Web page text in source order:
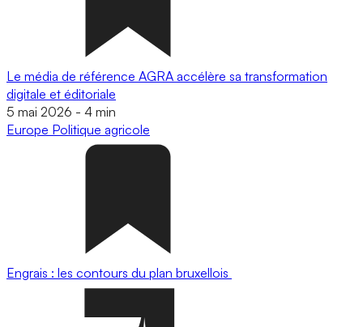
Le média de référence AGRA accélère sa transformation
digitale et éditoriale
5 mai 2026 - 4 min
Europe Politique agricole
Engrais : les contours du plan bruxellois